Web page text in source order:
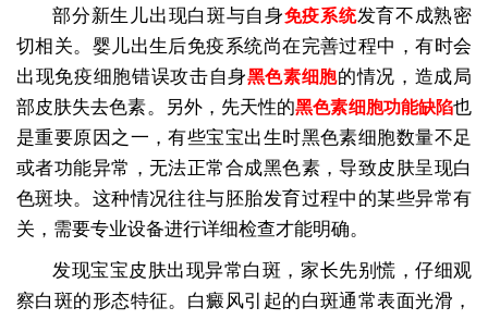
部分新生儿出现白斑与自身免疫系统发育不成熟密
切相关。婴儿出生后免疫系统尚在完善过程中，有时会
出现免疫细胞错误攻击自身黑色素细胞的情况，造成局
部皮肤失去色素。另外，先天性的黑色素细胞功能缺陷也
是重要原因之一，有些宝宝出生时黑色素细胞数量不足
或者功能异常，无法正常合成黑色素，导致皮肤呈现白
色斑块。这种情况往往与胚胎发育过程中的某些异常有
关，需要专业设备进行详细检查才能明确。
发现宝宝皮肤出现异常白斑，家长先别慌，仔细观
察白斑的形态特征。白癜风引起的白斑通常表面光滑，